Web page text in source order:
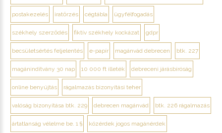
postakezelés iratőrzés cégtábla ügyfélfogadás
székhely szerződés fiktív székhely kockázat gdpr
becsületsértés feljelentés e-papír magánvád debrecen btk. 227
magánindítvány 30 nap 10 000 ft illeték debreceni járásbíróság
online benyújtás rágalmazás bizonyítási teher
valóság bizonyítása btk. 229 debrecen magánvád btk. 226 rágalmazás
ártatlanság vélelme be. 1 § közérdek jogos magánérdek